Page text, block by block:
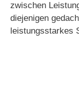
zwischen
diejenigen
leistungsstarkes